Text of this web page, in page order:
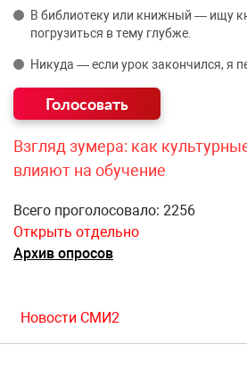
В библиотеку или книжный — ищу
погрузиться в тему глубже.
Никуда — если урок закончился, я
Взгляд зумера: как
влияют на обучение
Всего проголосовало: 2256
Открыть отдельно
Архив опросов
Новости СМИ2